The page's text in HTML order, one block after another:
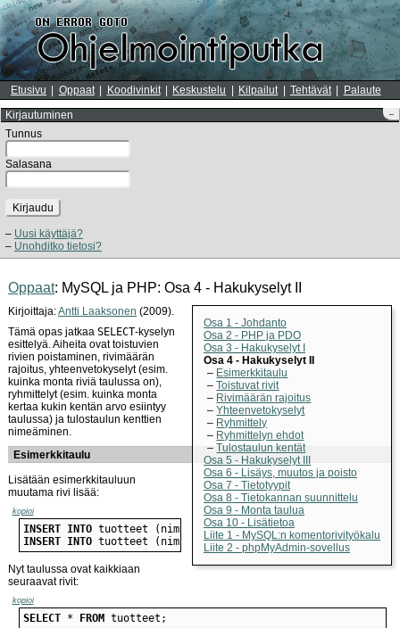
Etusivu Oppaat Koodivinkit Keskustelu Kilpailut Tehtävät Palaute
–
Kirjautuminen
Tunnus
Salasana
Kirjaudu
Uusi käyttäjä?
Unohditko tietosi?
Oppaat: MySQL ja PHP: Osa 4 - Hakukyselyt II
Osa 1 - Johdanto
Osa 2 - PHP ja PDO
Osa 3 - Hakukyselyt I
Osa 4 - Hakukyselyt II
Esimerkkitaulu
Toistuvat rivit
Rivimäärän rajoitus
Yhteenvetokyselyt
Ryhmittely
Ryhmittelyn ehdot
Tulostaulun kentät
Osa 5 - Hakukyselyt III
Osa 6 - Lisäys, muutos ja poisto
Osa 7 - Tietotyypit
Osa 8 - Tietokannan suunnittelu
Osa 9 - Monta taulua
Osa 10 - Lisätietoa
Liite 1 - MySQL:n komentorivityökalu
Liite 2 - phpMyAdmin-sovellus
Kirjoittaja:Antti Laaksonen (2009).
Tämä opas jatkaa SELECT-kyselyn
esittelyä. Aiheita ovat toistuvien
rivien poistaminen, rivimäärän
rajoitus, yhteenvetokyselyt (esim.
kuinka monta riviä taulussa on),
ryhmittelyt (esim. kuinka monta
kertaa kukin kentän arvo esiintyy
taulussa) ja tulostaulun kenttien
nimeäminen.
Esimerkkitaulu
Lisätään esimerkkitauluun
muutama rivi lisää:
kopioi
INSERT INTO tuotteet (nimi, hinta) VALUES ('nauris'
INSERT INTO tuotteet (nimi, hinta) VALUES ('purjo', 2);
Nyt taulussa ovat kaikkiaan
seuraavat rivit:
kopioi
SELECT * FROM tuotteet;